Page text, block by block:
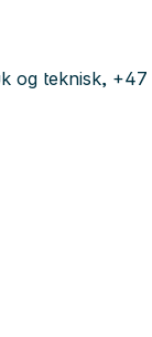
og teknisk, +47